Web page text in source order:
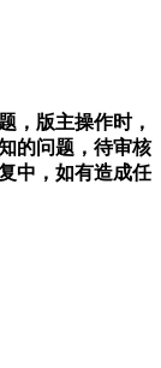
主操作时，
的问题，待审核
中，如有造成任